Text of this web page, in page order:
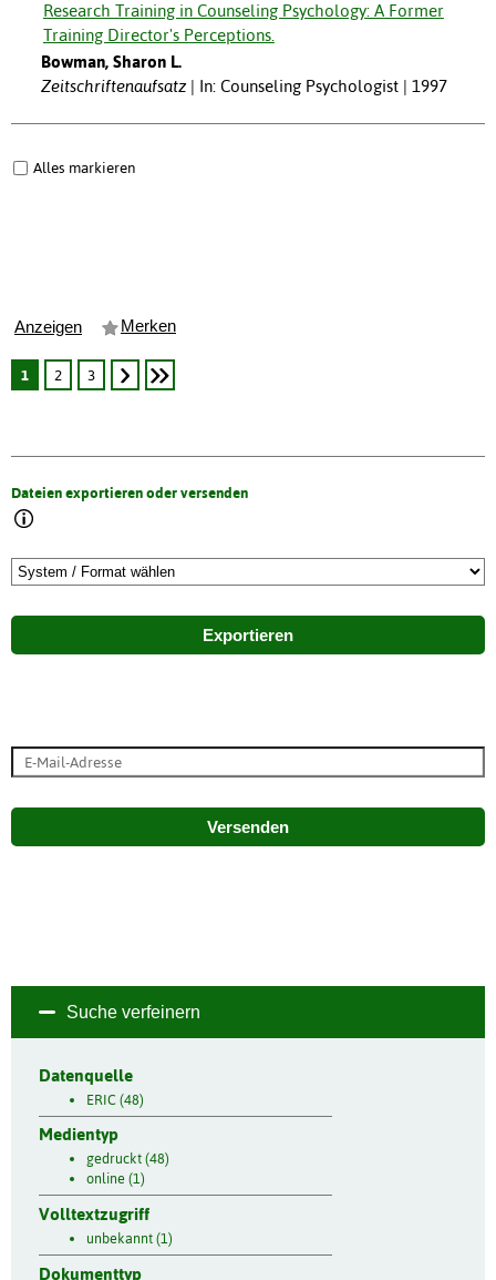
Research Training in Counseling Psychology: A Former
Training Director's Perceptions.
Bowman, Sharon L.
Zeitschriftenaufsatz
In: Counseling Psychologist | 1997
Alles markieren
Anzeigen Merken
1 2 3
Dateien exportieren oder versenden
Exportieren
Versenden
Suche verfeinern
Datenquelle
ERIC (48)
Medientyp
gedruckt (48)
online (1)
Volltextzugriff
unbekannt (1)
Dokumenttyp